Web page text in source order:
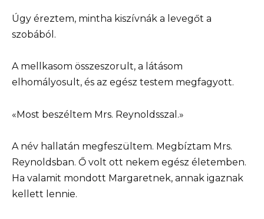
Úgy éreztem, mintha kiszívnák a levegőt a
szobából.
A mellkasom összeszorult, a látásom
elhomályosult, és az egész testem megfagyott.
«Most beszéltem Mrs. Reynoldsszal.»
A név hallatán megfeszültem. Megbíztam Mrs.
Reynoldsban. Ő volt ott nekem egész életemben.
Ha valamit mondott Margaretnek, annak igaznak
kellett lennie.